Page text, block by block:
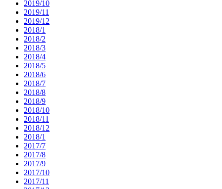
2019/10
2019/11
2019/12
2018/1
2018/2
2018/3
2018/4
2018/5
2018/6
2018/7
2018/8
2018/9
2018/10
2018/11
2018/12
2018/1
2017/7
2017/8
2017/9
2017/10
2017/11